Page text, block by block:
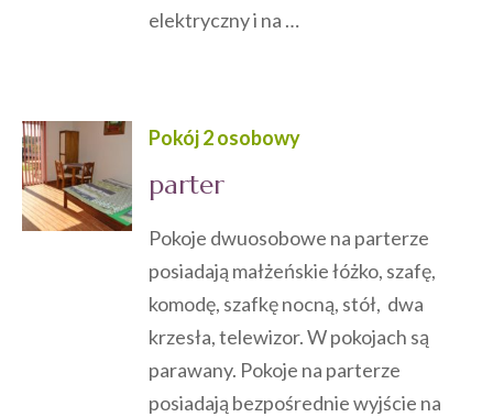
elektryczny i na …
Pokój 2 osobowy
parter
Pokoje dwuosobowe na parterze
posiadają małżeńskie łóżko, szafę,
komodę, szafkę nocną, stół, dwa
krzesła, telewizor. W pokojach są
parawany. Pokoje na parterze
posiadają bezpośrednie wyjście na